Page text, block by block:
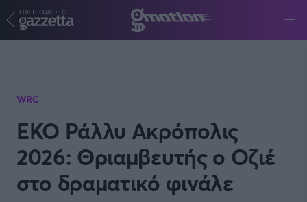
ΕΠΙΣΤΡΟΦΗ ΣΤΟ
WRC
ΕΚΟ Ράλλυ Ακρόπολις
2026: Θριαμβευτής ο Οζιέ
στο δραματικό φινάλε